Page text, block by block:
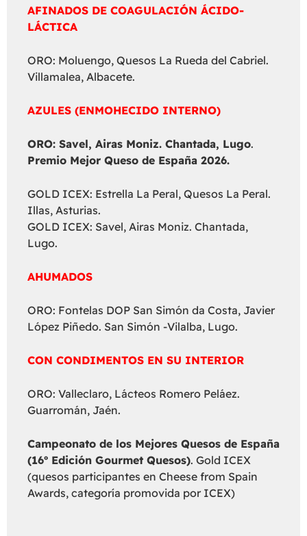
AFINADOS DE COAGULACIÓN ÁCIDO-
LÁCTICA
ORO: Moluengo, Quesos La Rueda del Cabriel.
Villamalea, Albacete.
AZULES (ENMOHECIDO INTERNO)
ORO: Savel, Airas Moniz. Chantada, Lugo.
Premio Mejor Queso de España 2026.
GOLD ICEX: Estrella La Peral, Quesos La Peral.
Illas, Asturias.
GOLD ICEX: Savel, Airas Moniz. Chantada,
Lugo.
AHUMADOS
ORO: Fontelas DOP San Simón da Costa, Javier
López Piñedo. San Simón -Vilalba, Lugo.
CON CONDIMENTOS EN SU INTERIOR
ORO: Valleclaro, Lácteos Romero Peláez.
Guarromán, Jaén.
Campeonato de los Mejores Quesos de España
(16º Edición Gourmet Quesos). Gold ICEX
(quesos participantes en Cheese from Spain
Awards, categoría promovida por ICEX)